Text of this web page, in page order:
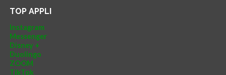
TOP APPLI
Instagram
Messenger
Disney +
Duolingo
ZOOM
TikTok